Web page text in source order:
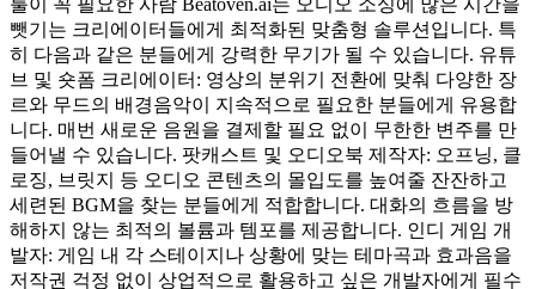
뺏기는 크리에이터들에게 최적화된 맞춤형 솔루션입니다. 특
히 다음과 같은 분들에게 강력한 무기가 될 수 있습니다. 유튜
브 및 숏폼 크리에이터: 영상의 분위기 전환에 맞춰 다양한 장
르와 무드의 배경음악이 지속적으로 필요한 분들에게 유용합
니다. 매번 새로운 음원을 결제할 필요 없이 무한한 변주를 만
들어낼 수 있습니다. 팟캐스트 및 오디오북 제작자: 오프닝, 클
로징, 브릿지 등 오디오 콘텐츠의 몰입도를 높여줄 잔잔하고
세련된 BGM을 찾는 분들에게 적합합니다. 대화의 흐름을 방
해하지 않는 최적의 볼륨과 템포를 제공합니다. 인디 게임 개
발자: 게임 내 각 스테이지나 상황에 맞는 테마곡과 효과음을
저작권 걱정 없이 상업적으로 활용하고 싶은 개발자에게 필수